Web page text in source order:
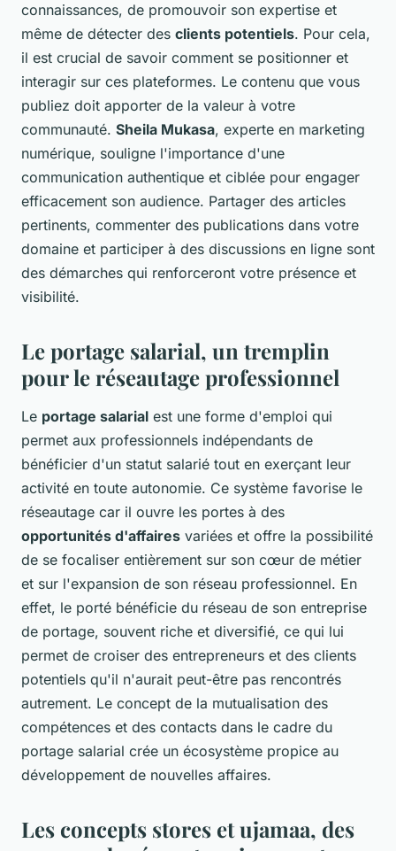
connaissances, de promouvoir son expertise et
même de détecter des clients potentiels. Pour cela,
il est crucial de savoir comment se positionner et
interagir sur ces plateformes. Le contenu que vous
publiez doit apporter de la valeur à votre
communauté. Sheila Mukasa, experte en marketing
numérique, souligne l'importance d'une
communication authentique et ciblée pour engager
efficacement son audience. Partager des articles
pertinents, commenter des publications dans votre
domaine et participer à des discussions en ligne sont
des démarches qui renforceront votre présence et
visibilité.
Le portage salarial, un tremplin
pour le réseautage professionnel
Le portage salarial est une forme d'emploi qui
permet aux professionnels indépendants de
bénéficier d'un statut salarié tout en exerçant leur
activité en toute autonomie. Ce système favorise le
réseautage car il ouvre les portes à des
opportunités d'affaires variées et offre la possibilité
de se focaliser entièrement sur son cœur de métier
et sur l'expansion de son réseau professionnel. En
effet, le porté bénéficie du réseau de son entreprise
de portage, souvent riche et diversifié, ce qui lui
permet de croiser des entrepreneurs et des clients
potentiels qu'il n'aurait peut-être pas rencontrés
autrement. Le concept de la mutualisation des
compétences et des contacts dans le cadre du
portage salarial crée un écosystème propice au
développement de nouvelles affaires.
Les concepts stores et ujamaa, des